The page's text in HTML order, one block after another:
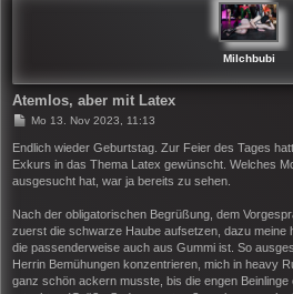
Milchbubi
Atemlos, aber mit Latex
B
i
t
r
a
Mo 13. Nov 2023, 11:13
Endlich wieder Geburtstag. Zur Feier des Tages
Exkurs in das Thema Latex gewünscht. Welches
ausgesucht hat, war ja bereits zu sehen.
Nach der obligatorischen Begrüßung, dem
zuerst die schwarze Haube aufsetzen, dazu meine
die passenderweise auch aus Gummi ist. So
Herrin Bemühungen konzentrieren, mich in heavy
ganz schön ackern musste, bis die engen Beinlinge